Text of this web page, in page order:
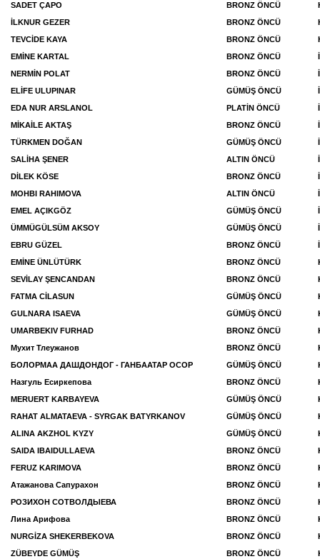
SADET ÇAPO
BRONZ ÖNCÜ
İLKNUR GEZER
BRONZ ÖNCÜ
TEVCİDE KAYA
BRONZ ÖNCÜ
EMİNE KARTAL
BRONZ ÖNCÜ
NERMİN POLAT
BRONZ ÖNCÜ
ELİFE ULUPINAR
GÜMÜŞ ÖNCÜ
EDA NUR ARSLANOL
PLATİN ÖNCÜ
MİKAİLE AKTAŞ
BRONZ ÖNCÜ
TÜRKMEN DOĞAN
GÜMÜŞ ÖNCÜ
SALİHA ŞENER
ALTIN ÖNCÜ
DİLEK KÖSE
BRONZ ÖNCÜ
MOHBI RAHIMOVA
ALTIN ÖNCÜ
EMEL AÇIKGÖZ
GÜMÜŞ ÖNCÜ
ÜMMÜGÜLSÜM AKSOY
GÜMÜŞ ÖNCÜ
EBRU GÜZEL
BRONZ ÖNCÜ
EMİNE ÜNLÜTÜRK
BRONZ ÖNCÜ
SEVİLAY ŞENCANDAN
BRONZ ÖNCÜ
FATMA CİLASUN
GÜMÜŞ ÖNCÜ
GULNARA ISAEVA
GÜMÜŞ ÖNCÜ
UMARBEKIV FURHAD
BRONZ ÖNCÜ
Мухит Тлеужанов
BRONZ ÖNCÜ
БОЛОРМАА ДАШДОНДОГ - ГАНБААТАР ОСОР
GÜMÜŞ ÖNCÜ
Назгуль Есиркепова
BRONZ ÖNCÜ
MERUERT KARBAYEVA
GÜMÜŞ ÖNCÜ
RAHAT ALMATAEVA - SYRGAK BATYRKANOV
GÜMÜŞ ÖNCÜ
ALINA AKZHOL KYZY
GÜMÜŞ ÖNCÜ
SAIDA IBAIDULLAEVA
BRONZ ÖNCÜ
FERUZ KARIMOVA
BRONZ ÖNCÜ
Атажанова Сапурахон
BRONZ ÖNCÜ
РОЗИХОН СОТВОЛДЫЕВА
BRONZ ÖNCÜ
Лина Арифова
BRONZ ÖNCÜ
NURGİZA SHEKERBEKOVA
BRONZ ÖNCÜ
ZÜBEYDE GÜMÜŞ
BRONZ ÖNCÜ